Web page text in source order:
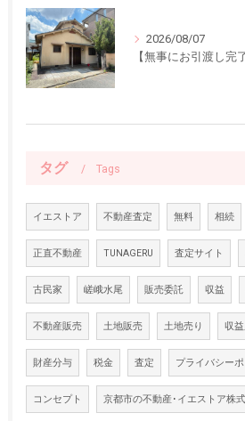
2026/08/07
タグ Tags
イエストア 不動産査定 無料 相続
正直不動産 TUNAGERU 査定サイト
古民家 嵯峨水尾 販売委託 収益
不動産販売 土地販売 土地売り 収
財産分与 税金 査定 プライバシー
コンセプト 京都市の不動産･イエストア株